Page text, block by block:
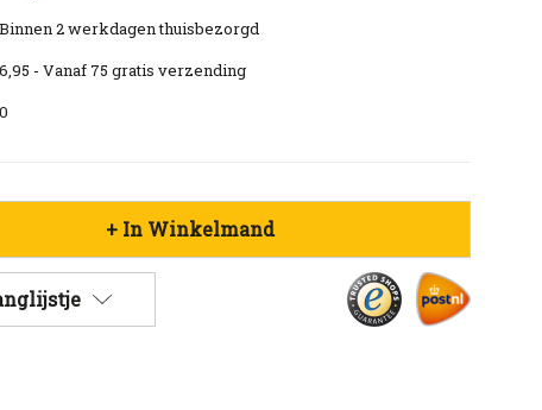
Binnen 2 werkdagen thuisbezorgd
6,95 - Vanaf 75 gratis verzending
0